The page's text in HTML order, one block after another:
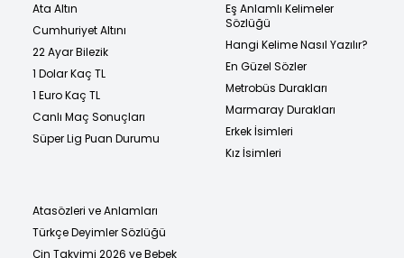
Ata Altın
Cumhuriyet Altını
22 Ayar Bilezik
1 Dolar Kaç TL
1 Euro Kaç TL
Canlı Maç Sonuçları
Süper Lig Puan Durumu
Eş Anlamlı Kelimeler
Sözlüğü
Hangi Kelime Nasıl Yazılır?
En Güzel Sözler
Metrobüs Durakları
Marmaray Durakları
Erkek İsimleri
Kız İsimleri
Atasözleri ve Anlamları
Türkçe Deyimler Sözlüğü
Çin Takvimi 2026 ve Bebek